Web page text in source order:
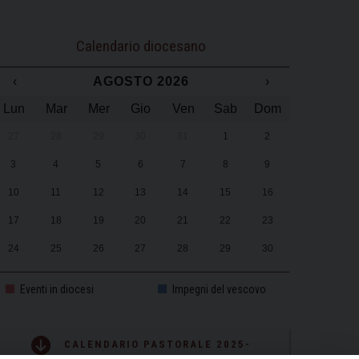
Calendario diocesano
‹ AGOSTO 2026
›
Lun
Mar Mer Gio Ven Sab Dom
1 2
3 4 5 6 7 8 9
10 11 12 13 14 15 16
17 18 19 20 21 22 23
24 25 26 27 28 29 30
Eventi in diocesi Impegni del vescovo
CALENDARIO PASTORALE 2025-